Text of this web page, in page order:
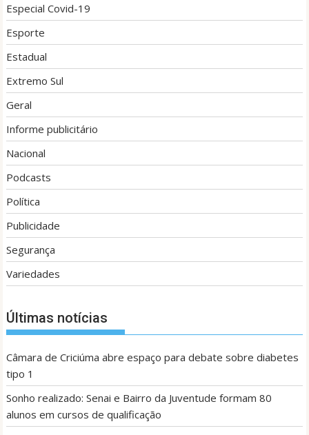
Especial Covid-19
Esporte
Estadual
Extremo Sul
Geral
Informe publicitário
Nacional
Podcasts
Política
Publicidade
Segurança
Variedades
Últimas notícias
Câmara de Criciúma abre espaço para debate sobre diabetes
tipo 1
Sonho realizado: Senai e Bairro da Juventude formam 80
alunos em cursos de qualificação